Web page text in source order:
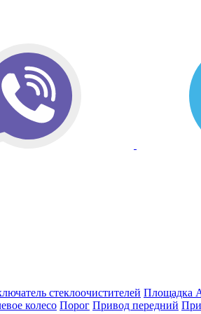
стеклоочистителей Площадка
колесо Порог Привод передний